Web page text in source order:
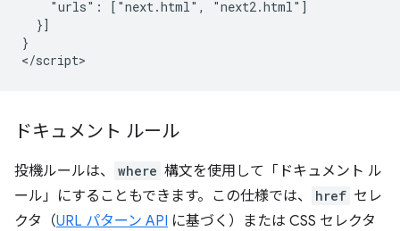
    "urls": ["next.html", "next2.html"]
  }]
}
ドキュメント ルール
投機ルールは、 where 構文を使用して「ドキュメント ル
ール」にすることもできます。この仕様では、
href セレ
クタ（URL パターン API に基づく）または CSS セレクタ